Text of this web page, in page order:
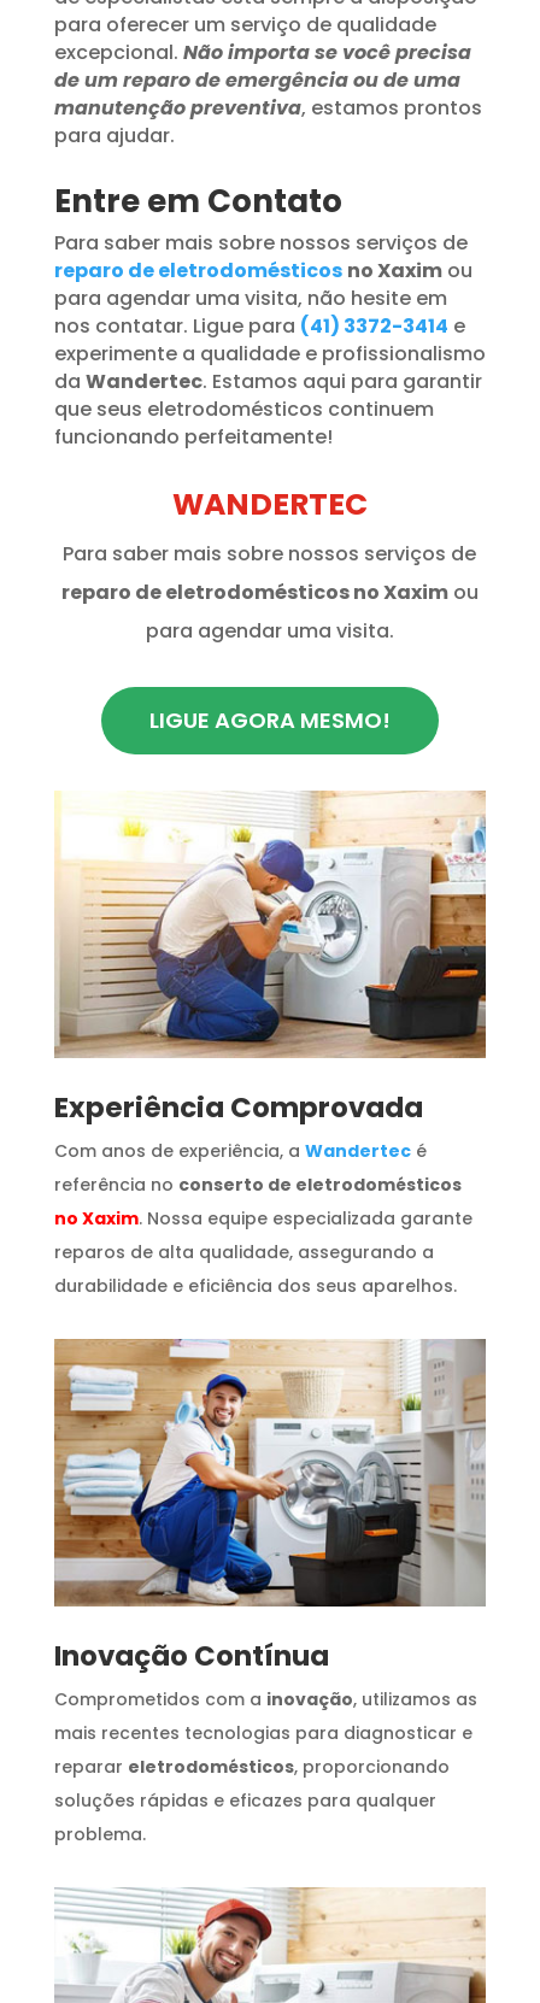
para oferecer um serviço de qualidade
excepcional. Não importa se você precisa
de um reparo de emergência ou de uma
manutenção preventiva, estamos prontos
para ajudar.
Entre em Contato
Para saber mais sobre nossos serviços de
reparo de eletrodomésticos no Xaximou
para agendar uma visita, não hesite em
nos contatar. Ligue para (41) 3372-3414 e
experimente a qualidade e profissionalismo
da Wandertec. Estamos aqui para garantir
que seus eletrodomésticos continuem
funcionando perfeitamente!
WANDERTEC
Para saber mais sobre nossos serviços de
reparo de eletrodomésticos no Xaximou
para agendar uma visita.
LIGUE AGORA MESMO!
​Experiência Comprovada
Com anos de experiência, a Wandertecé
referência no conserto de eletrodomésticos
no Xaxim. Nossa equipe especializada garante
reparos de alta qualidade, assegurando a
durabilidade e eficiência dos seus aparelhos.
Inovação Contínua
Comprometidos com a inovação, utilizamos as
mais recentes tecnologias para diagnosticar e
reparar eletrodomésticos, proporcionando
soluções rápidas e eficazes para qualquer
problema.